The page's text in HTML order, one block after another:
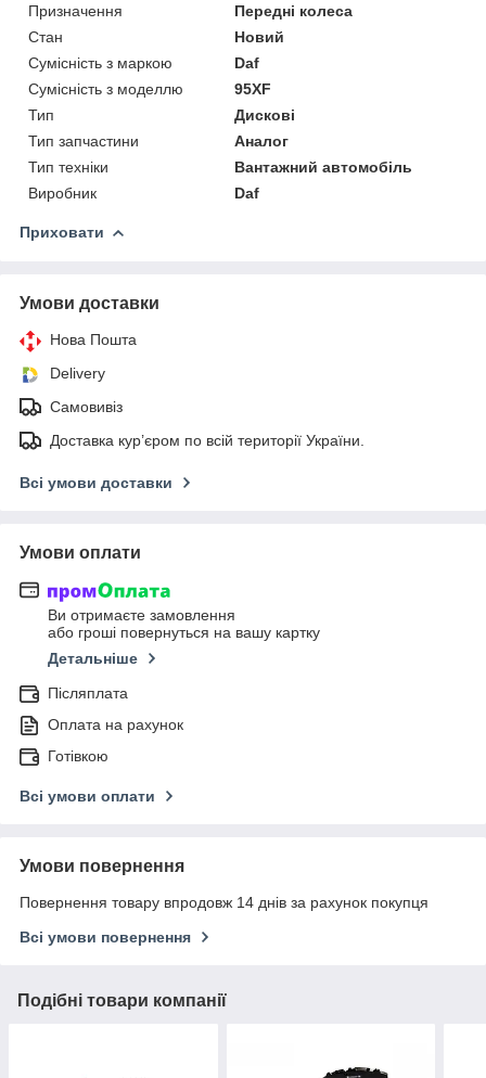
Призначення
Передні колеса
Стан
Новий
Сумісність з маркою
Daf
Сумісність з моделлю
95XF
Тип
Дискові
Тип запчастини
Аналог
Тип техніки
Вантажний автомобіль
Виробник
Daf
Приховати
Умови доставки
Нова Пошта
Delivery
Самовивіз
Доставка кур’єром по всій території України.
Всі умови доставки
Умови оплати
Ви отримаєте замовлення
або гроші повернуться на вашу картку
Детальніше
Післяплата
Оплата на рахунок
Готівкою
Всі умови оплати
Умови повернення
Повернення товару впродовж 14 днів за рахунок покупця
Всі умови повернення
Подібні товари компанії